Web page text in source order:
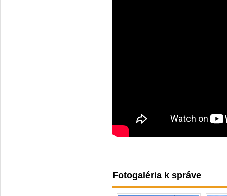
Fotogaléria k správe